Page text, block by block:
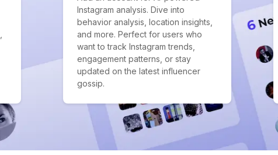
Instagram analysis. Dive into
behavior analysis, location insights,
and more. Perfect for users who
want to track Instagram trends,
engagement patterns, or stay
updated on the latest influencer
gossip.